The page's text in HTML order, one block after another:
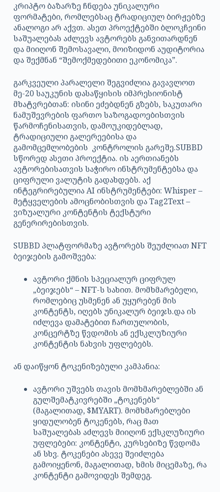
კრიპტო ბაზარზე ჩნდება უნიკალური
ფორმატები, რომლებსაც ტრადიციულ ბირჟებზე
ანალოგი არ აქვთ. ასეთ პროექტებში ბლოკჩეინი
საშუალებას აძლევს ავტორებს განვითარდნენ
და მიიღონ შემოსავალი, მოიზიდონ აუდიტორია
და შექმნან “შემოქმედებითი ეკონომიკა”.
გარკვეული პარალელი შეგვიძლია გავავლოთ
მე-20 საუკუნის დასაწყისის იმპრესიონისტ
მხატვრებთან: ისინი ეძებდნენ გზებს, საკუთარი
ნამუშევრების ფართო საზოგადოებისთვის
წარმოჩენისათვის, დამოუკიდებლად,
ტრადიციული გალერეებისა და
გამომცემლობების კონტროლის გარეშე.SUBBD
სწორედ ასეთი პროექტია. ის აერთიანებს
ავტორებისათვის საჭირო ინსტრუმენტებსა და
ციფრული ვალუტის გადახდებს. აქ
ინტეგრირებულია AI ინსტრუმენტები: Whisper –
მეტყველების ამოცნობისთვის და Tag2Text –
ვიზუალური კონტენტის ტექსტური
გენერირებისთვის.
SUBBD პლატფორმაზე ავტორებს შეუძლიათ NFT
ბეიჯების გამოშვება:
ავტორი ქმნის სპეციალურ ციფრულ
„ბეიჯებს“ – NFT-ს სახით. მომხმარებელი,
რომლებიც უსმენენ ან უყურებენ მის
კონტენტს, იღებს უნიკალურ ბეიჯს.და ის
იძლევა დამატებით ჩართულობის,
კონცერტზე წვდომის ან ექსკლუზიური
კონტენტის ნახვის უფლებებს.
ან დაიწყონ ტოკენიზებული კამპანია:
ავტორი უშვებს თავის მომხმარებლებში ან
გულშემატკივრებში „ტოკენებს“
(მაგალითად, $MYART). მომხმარებლები
ყიდულობენ ტოკენებს, რაც მათ
საშუალებას აძლევს მიიღონ ექსკლუზიური
უფლებები: კონტენტი, კურსებიზე წვდომა
ან სხვ. ტოკენები ასევე შეიძლება
გამოიყენონ, მაგალითად, ხმის მიცემაზე, რა
კონტენტი გამოვიდეს შემდეგ.